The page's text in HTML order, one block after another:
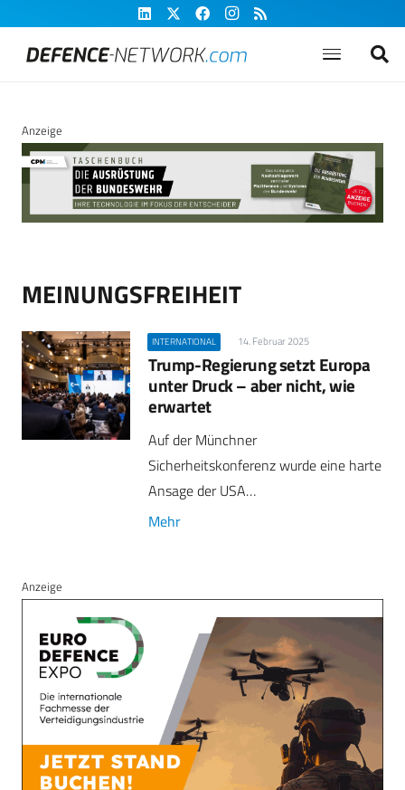
Anzeige
MEINUNGSFREIHEIT
INTERNATIONAL 14. Februar 2025
Trump-Regierung setzt Europa
unter Druck – aber nicht, wie
erwartet
Auf der Münchner
Sicherheitskonferenz wurde eine harte
Ansage der USA…
Mehr
Anzeige